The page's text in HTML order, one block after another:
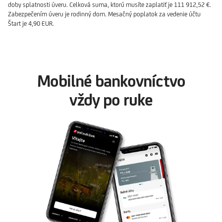
doby splatnosti úveru. Celková suma, ktorú musíte zaplatiť je 111 912,52 €.
Zabezpečením úveru je rodinný dom. Mesačný poplatok za vedenie účtu
Štart je 4,90 EUR.
Mobilné bankovníctvo
vždy po ruke